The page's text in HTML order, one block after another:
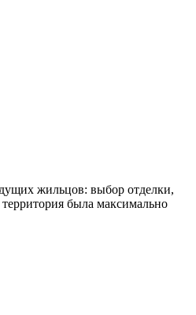
жильцов: выбор отделки,
была максимально